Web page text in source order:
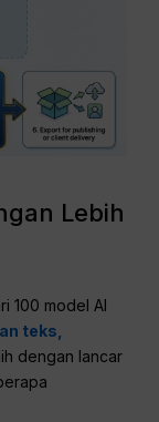
Lebih
100 model AI
teks,
dengan lancar